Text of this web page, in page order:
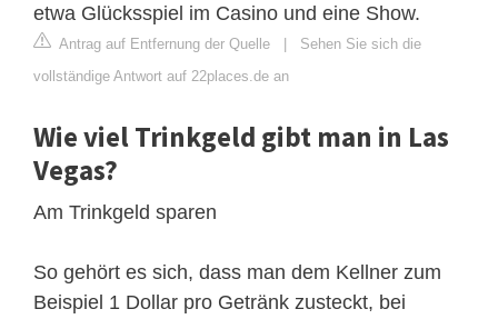
etwa Glücksspiel im Casino und eine Show.
Antrag auf Entfernung der Quelle | Sehen Sie sich die
vollständige Antwort auf 22places.de an
Wie viel Trinkgeld gibt man in Las
Vegas?
Am Trinkgeld sparen
So gehört es sich, dass man dem Kellner zum
Beispiel 1 Dollar pro Getränk zusteckt, bei